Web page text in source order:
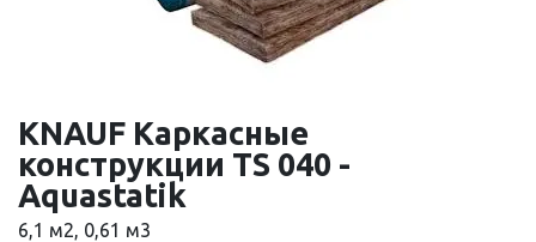
KNAUF Каркасные
конструкции TS 040 -
Aquastatik
6,1 м2, 0,61 м3